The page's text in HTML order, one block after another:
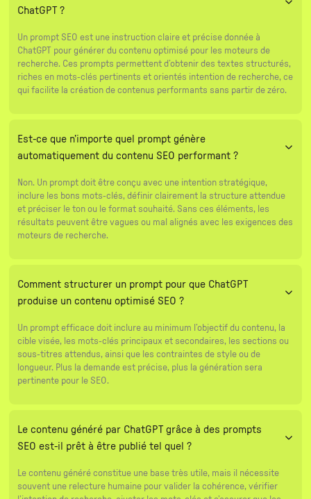
ChatGPT ?
Un prompt SEO est une instruction claire et précise donnée à
ChatGPT pour générer du contenu optimisé pour les moteurs de
recherche. Ces prompts permettent d’obtenir des textes structurés,
riches en mots-clés pertinents et orientés intention de recherche, ce
qui facilite la création de contenus performants sans partir de zéro.
Est-ce que n’importe quel prompt génère
automatiquement du contenu SEO performant ?
Non. Un prompt doit être conçu avec une intention stratégique,
inclure les bons mots-clés, définir clairement la structure attendue
et préciser le ton ou le format souhaité. Sans ces éléments, les
résultats peuvent être vagues ou mal alignés avec les exigences des
moteurs de recherche.
Comment structurer un prompt pour que ChatGPT
produise un contenu optimisé SEO ?
Un prompt efficace doit inclure au minimum l’objectif du contenu, la
cible visée, les mots-clés principaux et secondaires, les sections ou
sous-titres attendus, ainsi que les contraintes de style ou de
longueur. Plus la demande est précise, plus la génération sera
pertinente pour le SEO.
Le contenu généré par ChatGPT grâce à des prompts
SEO est-il prêt à être publié tel quel ?
Le contenu généré constitue une base très utile, mais il nécessite
souvent une relecture humaine pour valider la cohérence, vérifier